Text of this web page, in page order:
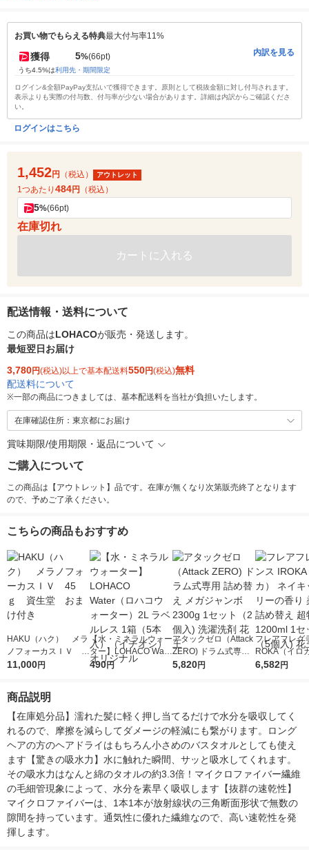
お買い物でもらえる特典最大付与率11%
獲得 5%(66pt)
うち4.5%は利用先・期間限定
内訳を見る
ログイン&全額PayPay支払いで獲得できます。原則として税抜金額に対し付与されます。
表示よりも実際の付与数、付与率が少ない場合があります。詳細は内訳からご確認くださ
い。
ログインはこちら
1,452円 （税込） アウトレット
1つあたり 484円 （税込）
5%(66pt)
在庫切れ
カートに入れる
配送情報・送料について
この商品はLOHACOが販売・発送します。
最短翌日お届け
3,780円(税込)以上で基本配送料550円(税込)無料
配送料について
※一部の商品につきましては、基本配送料を当社が負担いたします。
在庫確認住所：東京都にお届け
賞味期限/使用期限・返品について
ご購入について
この商品は【アウトレット】品です。在庫が無くなり次第販売終了となります
ので、予めご了承ください。
こちらの商品もおすすめ
HAKU（ハク） メラ
ノフォーカスＩＶ 4
5ｇ 資生堂 おまけ
11,000円
【水・ミネラルウォー
ター】LOHACO Wate
r（ロハコウォータ
490円
アタックゼロ（Attack
ZERO) ドラム式専用
詰め替え メガジャン
5,820円
フレアフレグ
ROKA（イロ
イキッドリリ
6,582円
商品説明
【在庫処分品】濡れた髪に軽く押し当てるだけで水分を吸収してく
れるので、摩擦を減らしてダメージの軽減にも繋がります。ロング
ヘアの方のヘアドライはもちろん小さめのバスタオルとしても使え
ます【驚きの吸水力】水に触れた瞬間、サッと吸水してくれます。
その吸水力はなんと綿のタオルの約3.3倍！マイクロファイバー繊維
の毛細管現象によって、水分を素早く吸収します【抜群の速乾性】
マイクロファイバーは、1本1本が放射線状の三角断面形状で無数の
隙間を持っています。通気性に優れた繊維なので、高い速乾性を発
揮します。